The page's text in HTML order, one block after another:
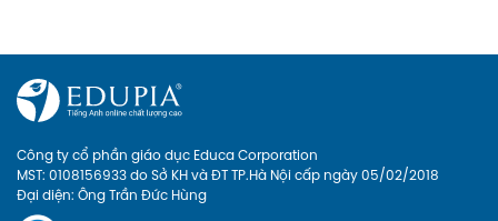
cho con hứng thú với việc học
ngoại ngữ. Hãy xem Edupia sẽ
mang đến cho con những điều
thú vị gì nhé
Công ty cổ phần giáo dục Educa Corporation
MST: 0108156933 do Sở KH và ĐT TP.Hà Nội cấp ngày 05/02/2018
Đại diện: Ông Trần Đức Hùng